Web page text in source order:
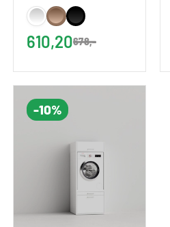
asciugatrice in
colore Bianco |
67x233 (LxA)
610,20678,-
-10%